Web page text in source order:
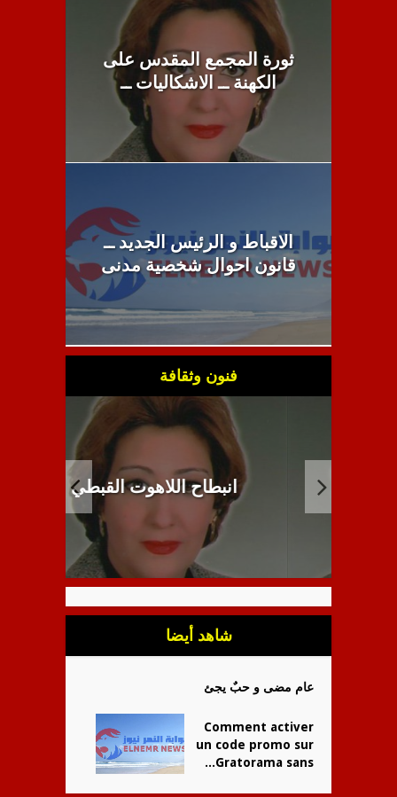
ثورة المجمع المقدس على
الكهنة ــ الاشكاليات ــ
الاقباط و الرئيس الجديد ــ
قانون احوال شخصية مدنى
فنون وثقافة
انبطاح اللاهوت القبطي
شاهد أيضا
عام مضى و حبٌ يجئ
Comment activer
un code promo sur
Gratorama sans...